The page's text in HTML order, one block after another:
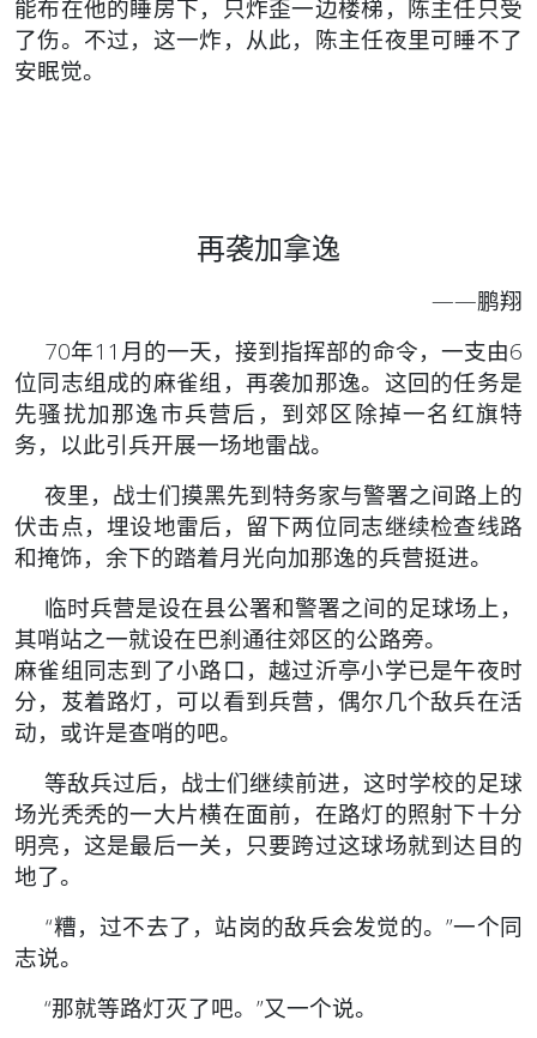
能布在他的睡房下，只炸歪一边楼梯，陈主任只受
了伤。不过，这一炸，从此，陈主任夜里可睡不了
安眠觉。
再袭加拿逸
——鹏翔
70年11月的一天，接到指挥部的命令，一支由6
位同志组成的麻雀组，再袭加那逸。这回的任务是
先骚扰加那逸市兵营后，到郊区除掉一名红旗特
务，以此引兵开展一场地雷战。
夜里，战士们摸黑先到特务家与警署之间路上的
伏击点，埋设地雷后，留下两位同志继续检查线路
和掩饰，余下的踏着月光向加那逸的兵营挺进。
临时兵营是设在县公署和警署之间的足球场上，
其哨站之一就设在巴刹通往郊区的公路旁。
麻雀组同志到了小路口，越过沂亭小学已是午夜时
分，芨着路灯，可以看到兵营，偶尔几个敌兵在活
动，或许是查哨的吧。
等敌兵过后，战士们继续前进，这时学校的足球
场光秃秃的一大片横在面前，在路灯的照射下十分
明亮，这是最后一关，只要跨过这球场就到达目的
地了。
“糟，过不去了，站岗的敌兵会发觉的。”一个同
志说。
“那就等路灯灭了吧。”又一个说。